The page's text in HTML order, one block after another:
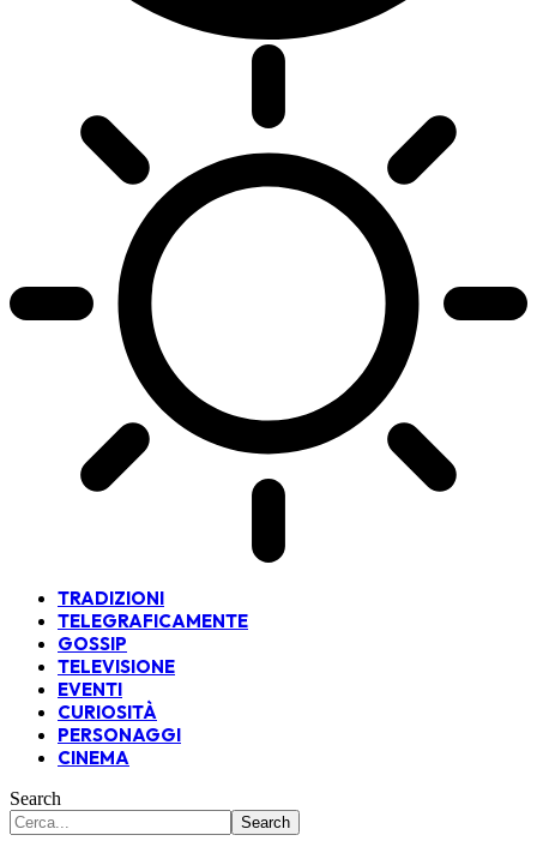
TRADIZIONI
TELEGRAFICAMENTE
GOSSIP
TELEVISIONE
EVENTI
CURIOSITÀ
PERSONAGGI
CINEMA
Search